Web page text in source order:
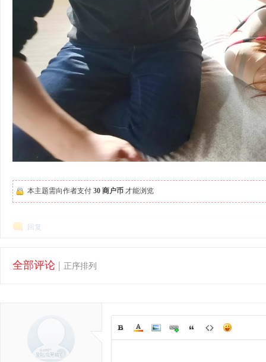
本主题需向作者支付 30 商户币 才能浏览
回复
全部评论 | 正序排列